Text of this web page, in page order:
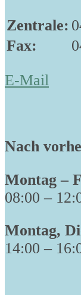
Zentrale:
Fax:
E-Mail
Nach
Montag –
08:00 –
Montag,
14:00 –